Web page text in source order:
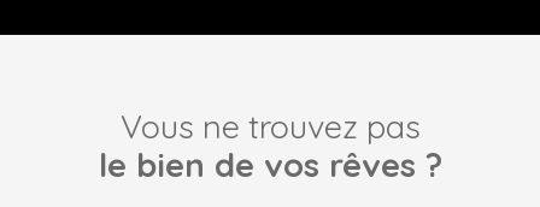
Vous ne trouvez pas
le bien de vos rêves ?